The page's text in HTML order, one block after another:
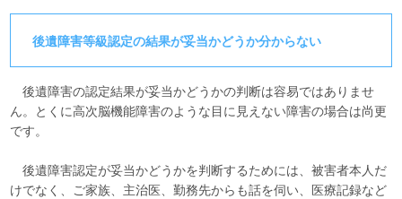
後遺障害等級認定の結果が妥当かどうか分からない
後遺障害の認定結果が妥当かどうかの判断は容易ではありませ
ん。とくに高次脳機能障害のような目に見えない障害の場合は尚更
です。
後遺障害認定が妥当かどうかを判断するためには、被害者本人だ
けでなく、ご家族、主治医、勤務先からも話を伺い、医療記録など